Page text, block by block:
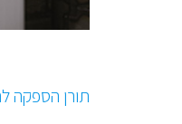
תורן הספקה